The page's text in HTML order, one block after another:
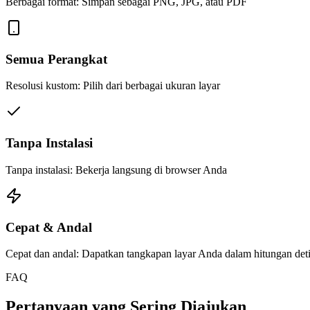
Semua Perangkat
Resolusi kustom: Pilih dari berbagai ukuran layar
Tanpa Instalasi
Tanpa instalasi: Bekerja langsung di browser Anda
Cepat & Andal
Cepat dan andal: Dapatkan tangkapan layar Anda dalam hitungan
FAQ